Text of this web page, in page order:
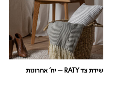
שידת צד RATY – יח' אחרונות